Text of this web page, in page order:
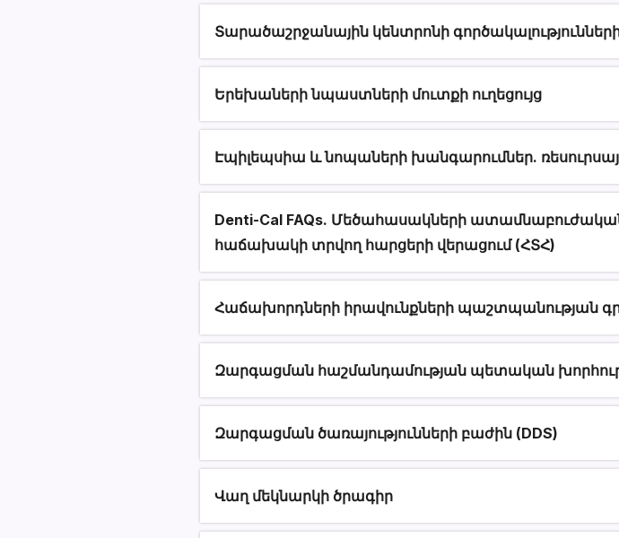
Section heading
Տարածաշրջանային կենտրոնի
Երեխաների նպաստների մուտքի ուղեցույց
Էպիլեպսիա և նոպաների խանգարումներ.
Denti-Cal FAQs. Մեծահասակների
հաճախակի տրվող հարցերի վերացում (ՀՏՀ)
Հաճախորդների իրավունքների պաշտպանության
Զարգացման հաշմանդամության պետական
Զարգացման ծառայությունների բաժին (DDS)
Վաղ մեկնարկի ծրագիր